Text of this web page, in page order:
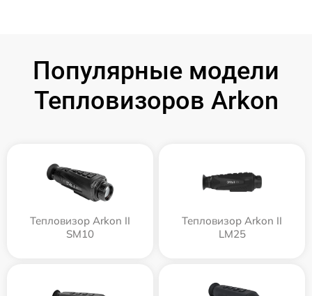
Популярные модели
Тепловизоров Arkon
Тепловизор Arkon II
SM10
Тепловизор Arkon II
LM25